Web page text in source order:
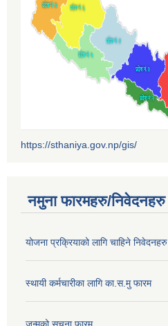
https://sthaniya.gov.np/gis/
नमुना फारमहरु/निवेदनहरु
योजना प्रक्रियाको लागि चाहिने निवेदनहरु
स्थायी कर्मचारीका लागि का.स.मु फारम
जन्मको सूचना फारम